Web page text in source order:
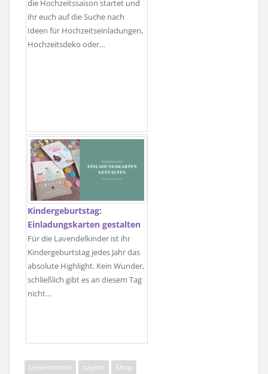
die Hochzeitssaison startet und
ihr euch auf die Suche nach
Ideen für Hochzeitseinladungen,
Hochzeitsdeko oder…
Kindergeburtstag:
Einladungskarten gestalten
Für die Lavendelkinder ist ihr
Kindergeburtstag jedes Jahr das
absolute Highlight. Kein Wunder,
schließlich gibt es an diesem Tag
nicht…
Lebensmittel saymo Shop